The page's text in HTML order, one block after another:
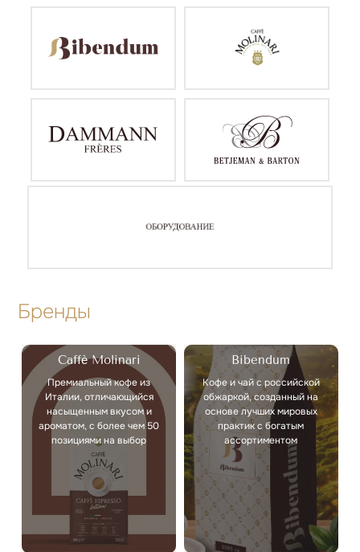
Бренды
Caffè Molinari
Премиальный кофе из
Италии, отличающийся
насыщенным вкусом и
ароматом, с более чем 50
позициями на выбор
Bibendum
Кофе и чай с российской
обжаркой, созданный на
основе лучших мировых
практик с богатым
ассортиментом